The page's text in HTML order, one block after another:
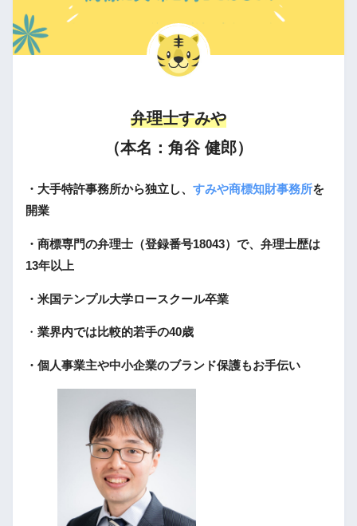
弁理士すみや
（本名：角谷 健郎）
・大手特許事務所から独立し、 すみや商標知財事務所を
開業
・商標専門の弁理士（登録番号18043）で、弁理士歴は
13年以上
・米国テンプル大学ロースクール卒業
・ 業界内では比較的若手の40歳
・個人事業主や中小企業のブランド保護もお手伝い